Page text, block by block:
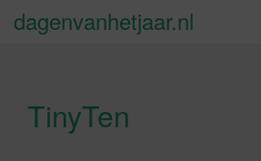
dagenvanhetjaar.nl
TinyTen